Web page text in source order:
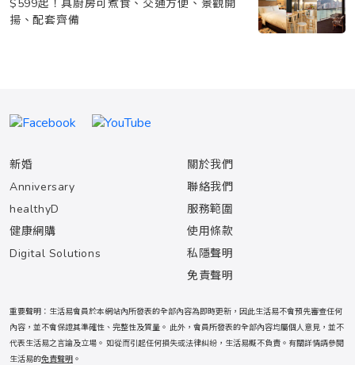
$599起！具廚房可煮食、交通方便、景觀開
揚、配套齊備
新婚
Anniversary
healthyD
健康網購
Digital Solutions
關於我們
聯絡我們
服務範圍
使用條款
私隱聲明
免責聲明
重要聲明：生活易會員於本網站內所發表的全部內容為即時更新，因此生活易不會預先審查任何
內容，並不會保證其準確性、完整性及質量。 此外，會員所發表的全部內容均屬個人意見，並不
代表生活易之言論及立場。 如從而引起任何損失或法律糾紛，生活易概不負責。有關詳情請參閱
生活易的免責聲明 。